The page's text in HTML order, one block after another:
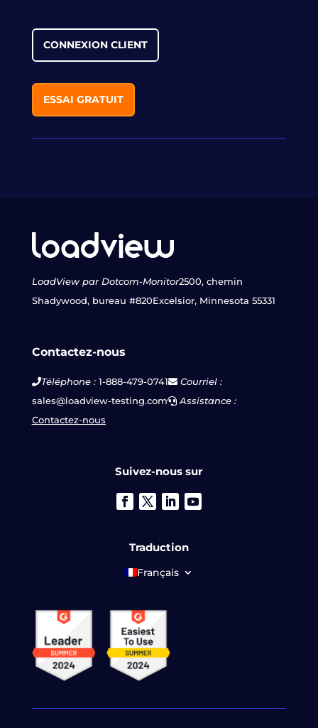
CONNEXION CLIENT
ESSAI GRATUIT
LoadView par Dotcom-Monitor2500, chemin
Shadywood, bureau #820Excelsior, Minnesota 55331
Contactez-nous
Téléphone :1-888-479-0741
Courriel :
sales@loadview-testing.com
Assistance :
Contactez-nous
Suivez-nous sur
Traduction
Français